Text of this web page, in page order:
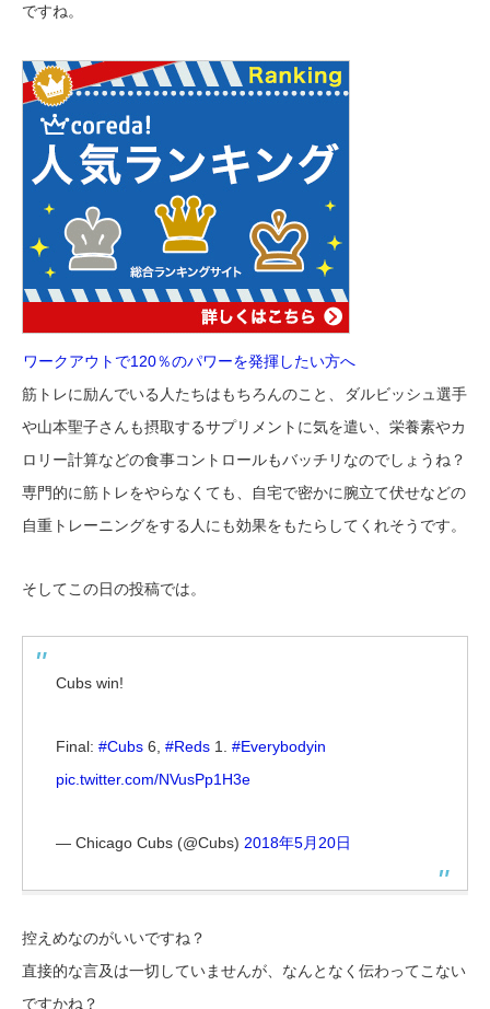
ですね。
ワークアウトで120％のパワーを発揮したい方へ
筋トレに励んでいる人たちはもちろんのこと、
ダルビッシュ選手
や山本聖子さんも摂取するサプリメントに気を遣い、栄養素やカ
ロリー計算などの食事コントロールもバッチリなのでしょうね？
専門的に筋トレをやらなくても、自宅で密かに腕立て伏せなどの
自重トレーニングをする人にも効果をもたらしてくれそうです。
そしてこの日の投稿では。
Cubs win!
Final: #Cubs 6, #Reds 1. #Everybodyin
pic.twitter.com/NVusPp1H3e
— Chicago Cubs (@Cubs) 2018年5月20日
控えめなのがいいですね？
直接的な言及は一切していませんが、なんとなく伝わってこない
ですかね？